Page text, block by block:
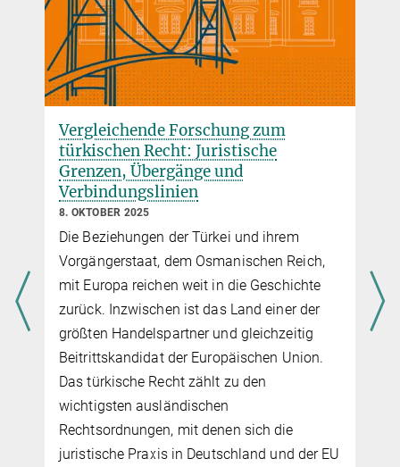
Vergleichende Forschung zum
türkischen Recht: Juristische
Grenzen, Übergänge und
Verbindungslinien
8. OKTOBER 2025
Die Beziehungen der Türkei und ihrem
Vorgängerstaat, dem Osmanischen Reich,
mit Europa reichen weit in die Geschichte
zurück. Inzwischen ist das Land einer der
größten Handelspartner und gleichzeitig
Beitrittskandidat der Europäischen Union.
Das türkische Recht zählt zu den
wichtigsten ausländischen
Rechtsordnungen, mit denen sich die
juristische Praxis in Deutschland und der EU